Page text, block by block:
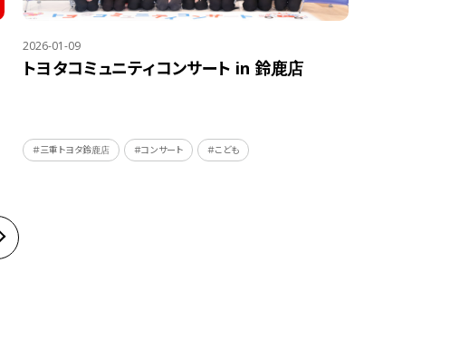
2026-01-09
トヨタコミュニティコンサート in 鈴鹿店
＃三重トヨタ鈴鹿店 ＃コンサート ＃こども